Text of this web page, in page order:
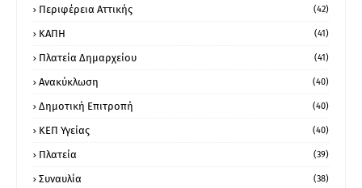
Περιφέρεια Αττικής (42)
ΚΑΠΗ (41)
Πλατεία Δημαρχείου (41)
Ανακύκλωση (40)
Δημοτική Επιτροπή (40)
ΚΕΠ Υγείας (40)
Πλατεία (39)
Συναυλία (38)